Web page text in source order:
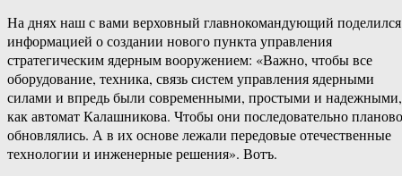
На днях наш с вами верховный главнокомандующий поделился
информацией о создании нового пункта управления
стратегическим ядерным вооружением: «Важно, чтобы все
оборудование, техника, связь систем управления ядерными
силами и впредь были современными, простыми и надежными,
как автомат Калашникова. Чтобы они последовательно планово
обновлялись. А в их основе лежали передовые отечественные
технологии и инженерные решения». Вотъ.